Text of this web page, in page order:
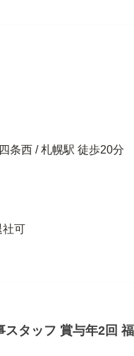
条西 / 札幌駅 徒歩20分
社可
タッフ 賞与年2回